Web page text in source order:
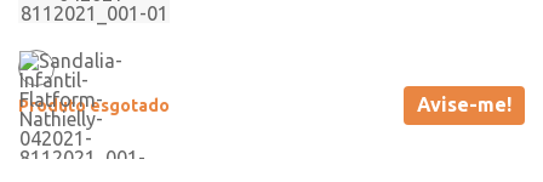
Produto esgotado Avise-me!